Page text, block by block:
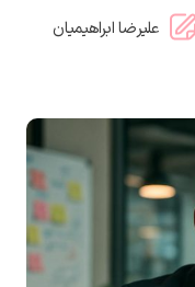
علیرضا ابراهیمیان